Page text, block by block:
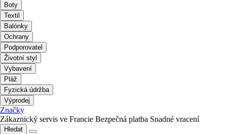
Boty
Textil
Balónky
Ochrany
Podporovatel
Životní styl
Vybavení
Pláž
Fyzická údržba
Výprodej
Značky
Zákaznický servis ve Francie Bezpečná platba Snadné vracení
Hledat